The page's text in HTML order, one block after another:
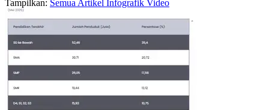
Tampilkan: Semua Artikel Infografik Video